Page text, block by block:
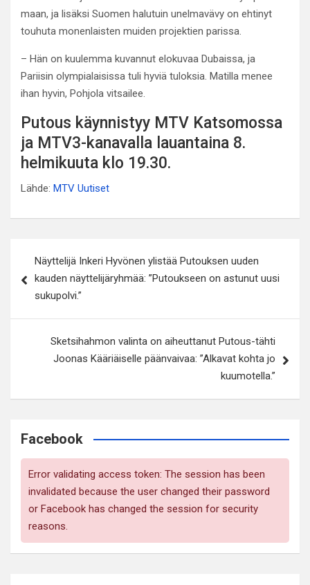
maan, ja lisäksi Suomen halutuin unelmavävy on ehtinyt
touhuta monenlaisten muiden projektien parissa.
– Hän on kuulemma kuvannut elokuvaa Dubaissa, ja
Pariisin olympialaisissa tuli hyviä tuloksia. Matilla menee
ihan hyvin, Pohjola vitsailee.
Putous käynnistyy MTV Katsomossa
ja MTV3-kanavalla lauantaina 8.
helmikuuta klo 19.30.
Lähde: MTV Uutiset
selaus
Näyttelijä Inkeri Hyvönen ylistää Putouksen uuden
kauden näyttelijäryhmää: ”Putoukseen on astunut uusi
sukupolvi.”
Sketsihahmon valinta on aiheuttanut Putous-tähti
Joonas Kääriäiselle päänvaivaa: ”Alkavat kohta jo
kuumotella.”
Facebook
Error validating access token: The session has been
invalidated because the user changed their password
or Facebook has changed the session for security
reasons.